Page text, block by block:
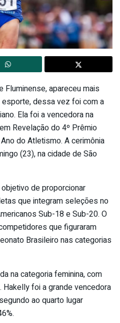
Fluminense, apareceu mais
dessa vez foi com a
Ela foi a vencedora na
Revelação do 4º Prêmio
do Atletismo. A cerimônia
(23), na cidade de São
de proporcionar
que integram seleções no
Sub-18 e Sub-20. O
que figuraram
Brasileiro nas categorias
na categoria feminina, com
foi a grande vencedora
ao quarto lugar